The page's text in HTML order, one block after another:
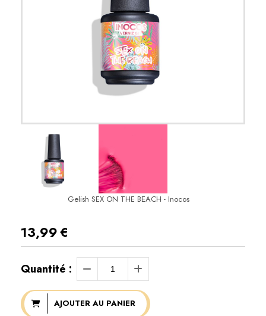
Gelish SEX ON THE BEACH - Inocos
13,99€
Quantité :
AJOUTER AU PANIER